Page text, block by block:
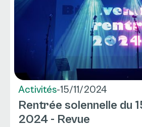
Activités-15/11/2024
Rentrée solennelle du
2024 - Revue